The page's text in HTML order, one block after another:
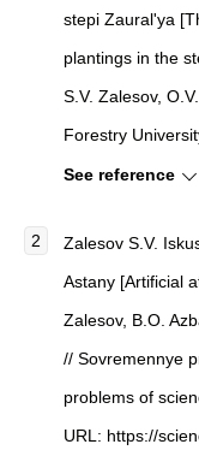
stepi Zaural'ya
plantings in the
S.V. Zalesov,
Forestry
See reference
Zalesov S.V.
Astany [Artificial
Zalesov, B.O.
// Sovremennye
problems of
URL: https://